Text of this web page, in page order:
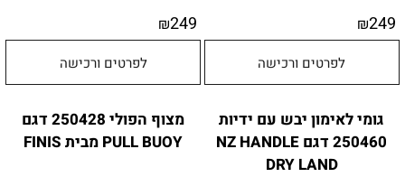
₪249
לפרטים ורכישה
₪249
לפרטים ורכישה
גומי לאימון יבש עם ידיות
250460 דגם NZ HANDLE
DRY LAND
מצוף הפולי 250428 דגם
PULL BUOY מבית FINIS